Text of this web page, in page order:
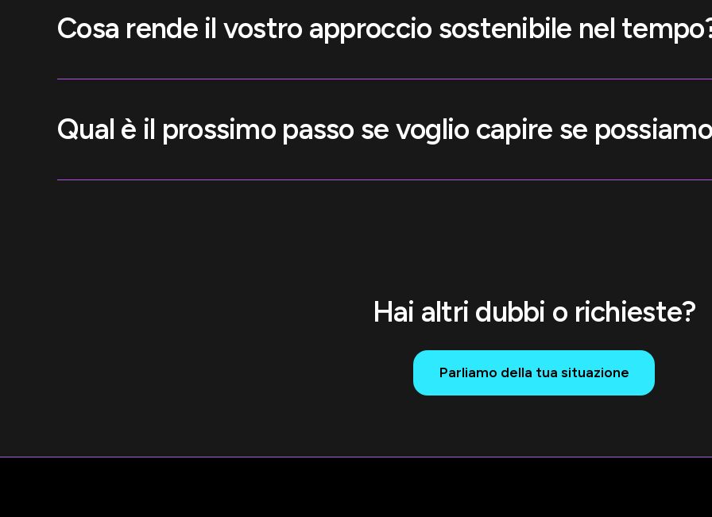
Cosa rende il vostro approccio sostenibile nel
Qual è il prossimo passo se voglio capire se
Hai altri dubbi o richieste?
Parliamo della tua situazione